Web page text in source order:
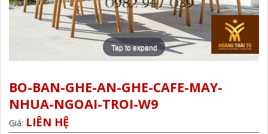
Tap to expand
BO-BAN-GHE-AN-GHE-CAFE-MAY-
NHUA-NGOAI-TROI-W9
Giá: LIÊN HỆ